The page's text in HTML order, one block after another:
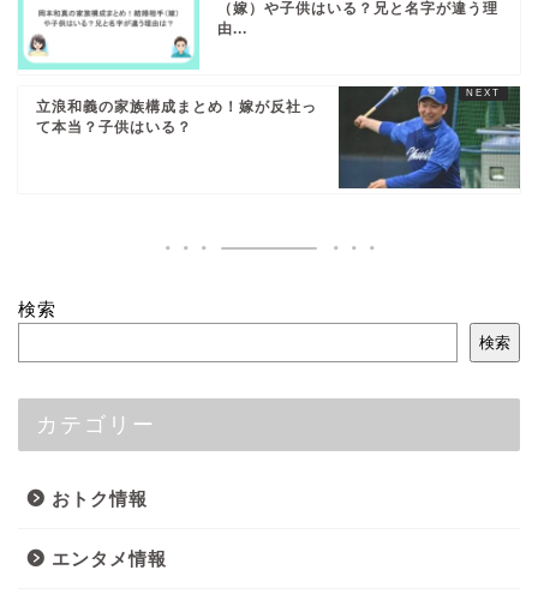
（嫁）や子供はいる？兄と名字が違う理
由...
立浪和義の家族構成まとめ！嫁が反社っ
て本当？子供はいる？
検索
検索
カテゴリー
おトク情報
エンタメ情報